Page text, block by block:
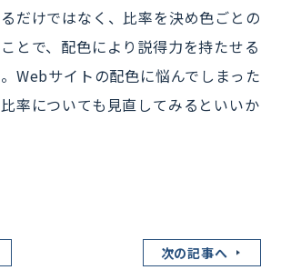
だけではなく、比率を決め色ごとの
とで、配色により説得力を持たせる
Webサイトの配色に悩んでしまった
率についても見直してみるといいか
次の記事へ